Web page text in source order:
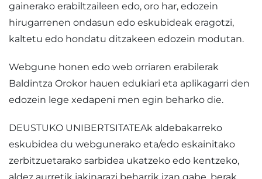
gainerako erabiltzaileen edo, oro har, edozein
hirugarrenen ondasun edo eskubideak eragotzi,
kaltetu edo hondatu ditzakeen edozein modutan.
Webgune honen edo web orriaren erabilerak
Baldintza Orokor hauen edukiari eta aplikagarri den
edozein lege xedapeni men egin beharko die.
DEUSTUKO UNIBERTSITATEAk aldebakarreko
eskubidea du webgunerako eta/edo eskainitako
zerbitzuetarako sarbidea ukatzeko edo kentzeko,